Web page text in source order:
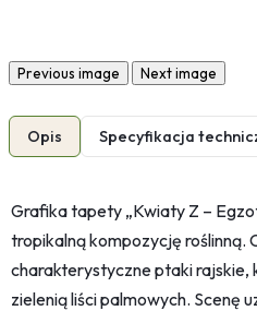
Previous image Next image
Opis Specyfikacja
Grafika tapety „Kwiaty Z –
tropikalną kompozycję roślinną.
charakterystyczne ptaki
zielenią liści palmowych. Scenę